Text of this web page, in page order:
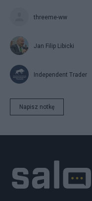
threeme-ww
Jan Filip Libicki
Independent Trader
Napisz notkę